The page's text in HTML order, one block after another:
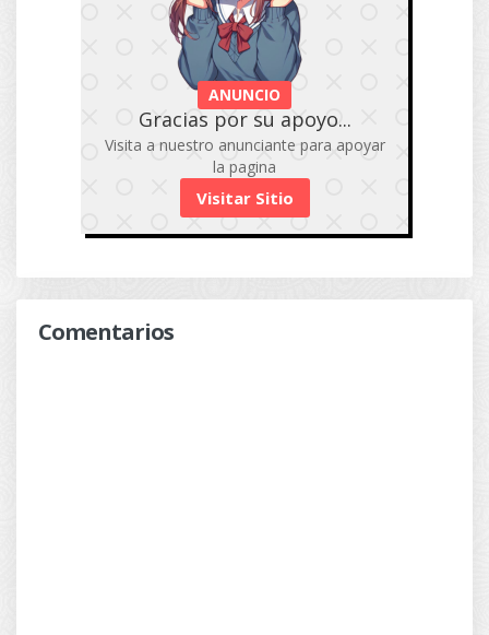
ANUNCIO
Gracias por su apoyo...
Visita a nuestro anunciante para apoyar
la pagina
Visitar Sitio
Comentarios